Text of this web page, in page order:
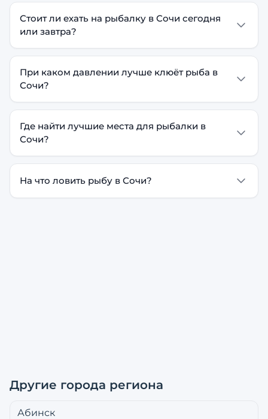
Стоит ли ехать на рыбалку в Сочи сегодня
или завтра?
При каком давлении лучше клюёт рыба в
Сочи?
Где найти лучшие места для рыбалки в
Сочи?
На что ловить рыбу в Сочи?
Другие города региона
Абинск